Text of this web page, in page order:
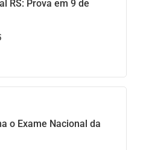
RS: Prova em 9 de
o Exame Nacional da